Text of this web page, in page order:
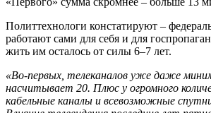
Политтехнологи констатируют –
работают сами для себя и для
жить им осталось от силы 6–7 лет.
«Во-первых, телеканалов уже даже
насчитывает 20. Плюс у огромного
кабельные каналы и всевозможные